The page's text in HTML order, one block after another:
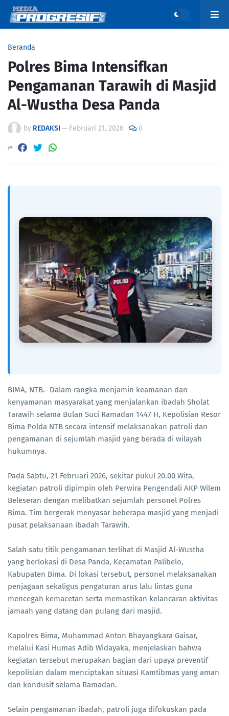
Beranda
Polres Bima Intensifkan
Pengamanan Tarawih di Masjid
Al-Wustha Desa Panda
by REDAKSI — Februari 21, 2026 0
BIMA, NTB.- Dalam rangka menjamin keamanan dan
kenyamanan masyarakat yang menjalankan ibadah Sholat
Tarawih selama Bulan Suci Ramadan 1447 H, Kepolisian Resor
Bima Polda NTB secara intensif melaksanakan patroli dan
pengamanan di sejumlah masjid yang berada di wilayah
hukumnya.
Pada Sabtu, 21 Februari 2026, sekitar pukul 20.00 Wita,
kegiatan patroli dipimpin oleh Perwira Pengendali AKP Wilem
Beleseran dengan melibatkan sejumlah personel Polres
Bima. Tim bergerak menyasar beberapa masjid yang menjadi
pusat pelaksanaan ibadah Tarawih.
Salah satu titik pengamanan terlihat di Masjid Al-Wustha
yang berlokasi di Desa Panda, Kecamatan Palibelo,
Kabupaten Bima. Di lokasi tersebut, personel melaksanakan
penjagaan sekaligus pengaturan arus lalu lintas guna
mencegah kemacetan serta memastikan kelancaran aktivitas
jamaah yang datang dan pulang dari masjid.
Kapolres Bima, Muhammad Anton Bhayangkara Gaisar,
melalui Kasi Humas Adib Widayaka, menjelaskan bahwa
kegiatan tersebut merupakan bagian dari upaya preventif
kepolisian dalam menciptakan situasi Kamtibmas yang aman
dan kondusif selama Ramadan.
Selain pengamanan ibadah, patroli juga difokuskan pada